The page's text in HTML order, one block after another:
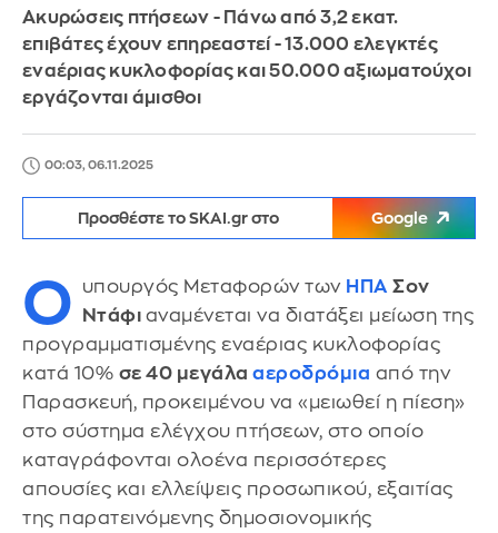
Ακυρώσεις πτήσεων - Πάνω από 3,2 εκατ.
επιβάτες έχουν επηρεαστεί - 13.000 ελεγκτές
εναέριας κυκλοφορίας και 50.000 αξιωματούχοι
εργάζονται άμισθοι
00:03, 06.11.2025
Προσθέστε το SKAI.gr στο Google
Ο υπουργός Μεταφορών των ΗΠΑ Σον
Ντάφι αναμένεται να διατάξει μείωση της
προγραμματισμένης εναέριας κυκλοφορίας
κατά 10% σε 40 μεγάλα αεροδρόμια από την
Παρασκευή, προκειμένου να «μειωθεί η πίεση»
στο σύστημα ελέγχου πτήσεων, στο οποίο
καταγράφονται ολοένα περισσότερες
απουσίες και ελλείψεις προσωπικού, εξαιτίας
της παρατεινόμενης δημοσιονομικής